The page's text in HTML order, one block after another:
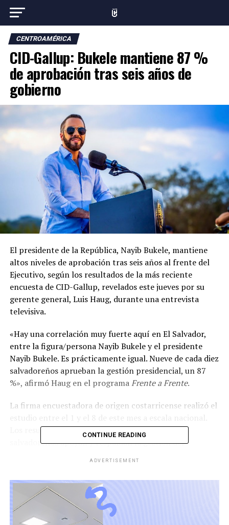
CENTROAMÉRICA
CID-Gallup: Bukele mantiene 87 %
de aprobación tras seis años de
gobierno
El presidente de la República, Nayib Bukele, mantiene
altos niveles de aprobación tras seis años al frente del
Ejecutivo, según los resultados de la más reciente
encuesta de CID-Gallup, revelados este jueves por su
gerente general, Luis Haug, durante una entrevista
televisiva.
«Hay una correlación muy fuerte aquí en El Salvador,
entre la figura/persona Nayib Bukele y el presidente
Nayib Bukele. Es prácticamente igual. Nueve de cada diez
salvadoreños aprueban la gestión presidencial, un 87
%», afirmó Haug en el programaFrente a Frente.
La firma encuestadora de origen costarricense realizó el
Los resultados muestran que nueve de cada diez
salvadoreños apoyan y respaldan la gestión del
—algo poco común en la región y a nivel internacional—
el presidente sigue manteniendo niveles tan altos e
incluso en algunas áreas tiende a mejorar», añadió Haug.
CONTINUE READING
ADVERTISEMENT